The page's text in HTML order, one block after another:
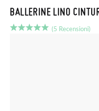
BALLERINE LINO
(5 Recensioni)